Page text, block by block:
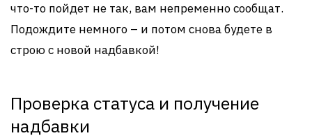
что-то пойдет не так, вам непременно сообщат.
Подождите немного – и потом снова будете в
строю с новой надбавкой!
Проверка статуса и получение
надбавки